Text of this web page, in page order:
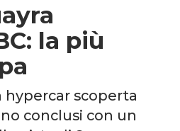
la più
scoperta
conclusi con un